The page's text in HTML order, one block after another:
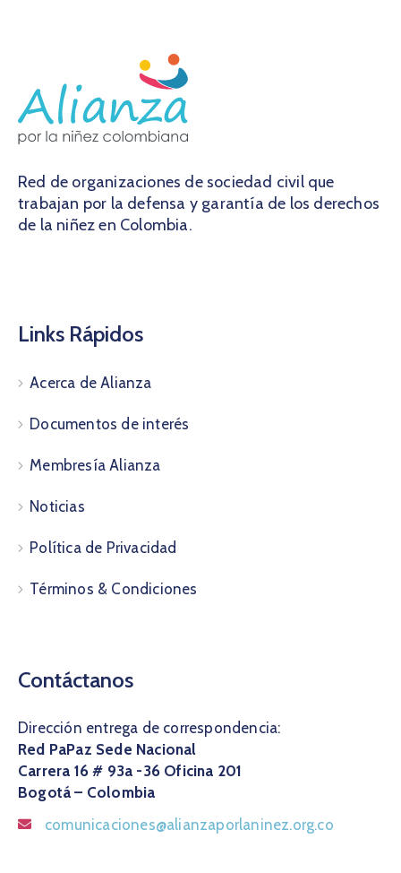
Red de organizaciones de sociedad civil que
trabajan por la defensa y garantía de los derechos
de la niñez en Colombia.
Links Rápidos
Acerca de Alianza
Documentos de interés
Membresía Alianza
Noticias
Política de Privacidad
Términos & Condiciones
Contáctanos
Dirección entrega de correspondencia:
Red PaPaz Sede Nacional
Carrera 16 # 93a -36 Oficina 201
Bogotá – Colombia
comunicaciones@alianzaporlaninez.org.co